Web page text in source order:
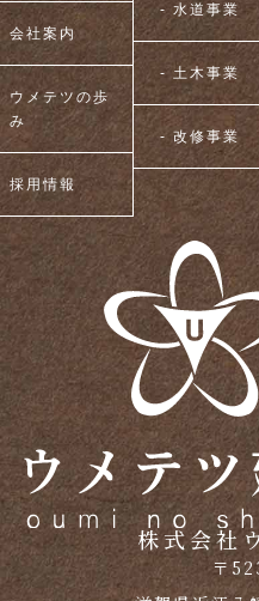
株式会社
〒
会社案内
ウメテツの歩
み
採用情報
- 水道事業
- 土木事業
- 改修事業